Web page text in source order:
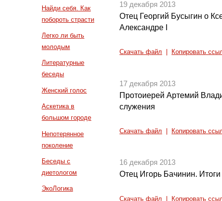
Найди себя. Как
побороть страсти
Легко ли быть
молодым
Литературные
беседы
Женский голос
Аскетика в
большом городе
Непотерянное
поколение
Беседы с
диетологом
ЭкоЛогика
19 декабря 2013
Отец Георгий Бусыгин о
Александре I
Скачать файл Копировать
17 декабря 2013
Протоиерей Артемий
служения
Скачать файл Копировать
16 декабря 2013
Отец Игорь Бачинин.
Скачать файл Копировать